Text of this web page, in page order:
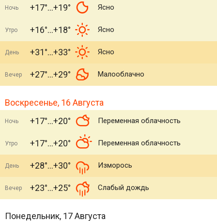
Ночь +17° +19° Ясно
Утро +16° +18° Ясно
День +31° +33° Ясно
Вечер +27° +29° Малооблачно
Воскресенье, 16 Августа
Ночь +17° +20° Переменная облачность
Утро +17° +20° Переменная облачность
День +28° +30° Изморось
Вечер +23° +25° Слабый дождь
Понедельник, 17 Августа